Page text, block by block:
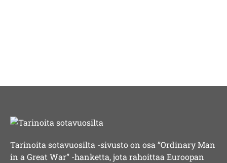
Tarinoita sotavuosilta -sivusto on osa ”Ordinary Man
in a Great War” -hanketta, jota rahoittaa Euroopan